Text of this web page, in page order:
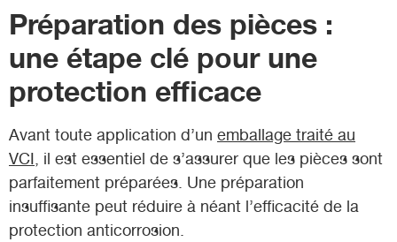
Préparation des pièces :
une étape clé pour une
protection efficace
Avant toute application d’un emballage traité au
VCI , il est essentiel de s’assurer que les pièces sont
parfaitement préparées. Une préparation
insuffisante peut réduire à néant l’efficacité de la
protection anticorrosion.